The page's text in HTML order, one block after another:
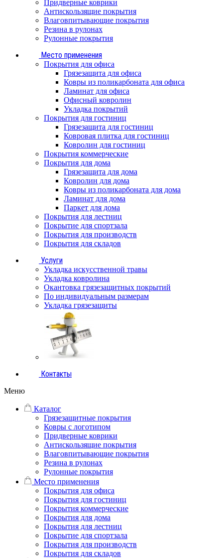
Придверные коврики
Антискользящие покрытия
Влаговпитывающие покрытия
Резина в рулонах
Рулонные покрытия
Место применения
Покрытия для офиса
Грязезащита для офиса
Ковры из поликарбоната для офиса
Ламинат для офиса
Офисный ковролин
Укладка покрытий
Покрытия для гостиниц
Грязезащита для гостиниц
Ковровая плитка для гостиниц
Ковролин для гостиниц
Покрытия коммерческие
Покрытия для дома
Грязезащита для дома
Ковролин для дома
Ковры из поликарбоната для дома
Ламинат для дома
Паркет для дома
Покрытия для лестниц
Покрытие для спортзала
Покрытия для производств
Покрытия для складов
Услуги
Укладка искусственной травы
Укладка ковролина
Окантовка грязезащитных покрытий
По индивидуальным размерам
Укладка грязезащиты
Контакты
Меню
Каталог
Грязезащитные покрытия
Ковры с логотипом
Придверные коврики
Антискользящие покрытия
Влаговпитывающие покрытия
Резина в рулонах
Рулонные покрытия
Место применения
Покрытия для офиса
Покрытия для гостиниц
Покрытия коммерческие
Покрытия для дома
Покрытия для лестниц
Покрытие для спортзала
Покрытия для производств
Покрытия для складов